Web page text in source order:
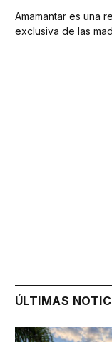
Amamantar es una
exclusiva de las
ÚLTIMAS